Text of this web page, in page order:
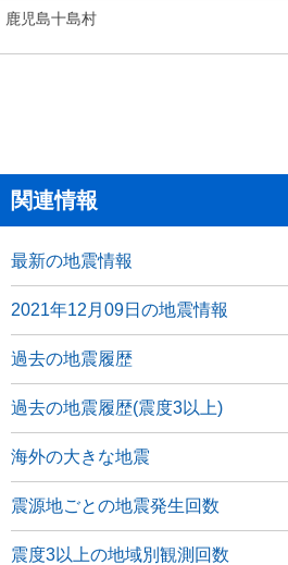
鹿児島十島村
関連情報
最新の地震情報
2021年12月09日の地震情報
過去の地震履歴
過去の地震履歴(震度3以上)
海外の大きな地震
震源地ごとの地震発生回数
震度3以上の地域別観測回数